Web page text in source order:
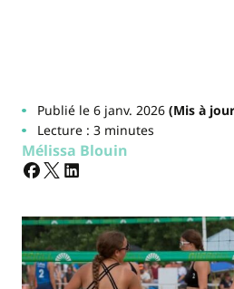
Publié le 6 janv. 2026(Mis à
Lecture : 3 minutes
Mélissa Blouin